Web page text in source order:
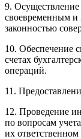
9. Осуществление
своевременным
законностью
10. Обеспечение
счетах
операций.
11.
12. Проведение
по вопросам
их